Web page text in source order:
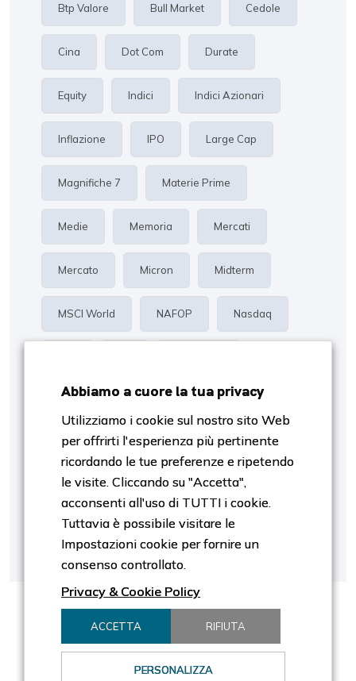
Btp Valore Bull Market Cedole
Cina Dot Com Durate
Equity Indici Indici Azionari
Inflazione IPO Large Cap
Magnifiche 7 Materie Prime
Medie Memoria Mercati
Mercato Micron Midterm
MSCI World NAFOP Nasdaq
Rendimento Risk Management
S&p500 Settori SpaceX
Stagiobnalità Stagionalità
Tech Trimestrali Valutazione
Abbiamo a cuore la tua privacy
Utilizziamo i cookie sul nostro sito Web
per offrirti l'esperienza più pertinente
ricordando le tue preferenze e ripetendo
le visite. Cliccando su "Accetta",
acconsenti all'uso di TUTTI i cookie.
Tuttavia è possibile visitare le
Impostazioni cookie per fornire un
consenso controllato.
Privacy & Cookie Policy
ACCETTA RIFIUTA
PERSONALIZZA